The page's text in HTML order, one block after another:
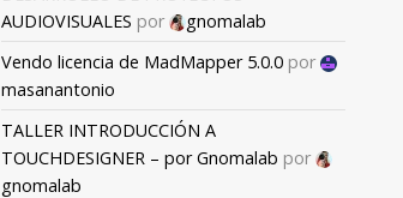
AUDIOVISUALES por
gnomalab
Vendo licencia de MadMapper 5.0.0 por
masanantonio
TALLER INTRODUCCIÓN A
TOUCHDESIGNER – por Gnomalab por
gnomalab